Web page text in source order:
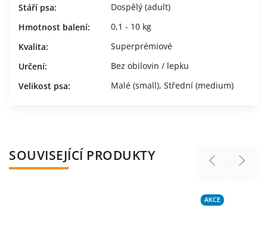
Stáří psa:
Dospělý (adult)
Hmotnost balení:
0,1 - 10 kg
Kvalita:
Superprémiové
Určení:
Bez obilovin / lepku
Velikost psa: Malé (small), Střední (medium)
SOUVISEJÍCÍ PRODUKTY Previous
AKCE
Next